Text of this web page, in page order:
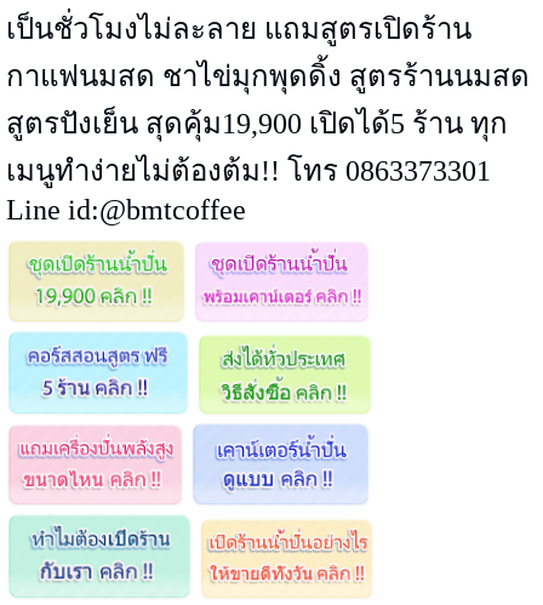
เป็นชั่วโมงไม่ละลาย แถมสูตรเปิดร้าน
กาแฟนมสด ชาไข่มุกพุดดิ้ง สูตรร้านนมสด
สูตรปังเย็น สุดคุ้ม19,900 เปิดได้5 ร้าน ทุก
เมนูทำง่ายไม่ต้องต้ม!! โทร 0863373301
Line id:@bmtcoffee